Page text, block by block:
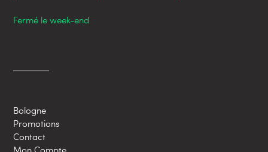
Fermé le week-end
Bologne
Promotions
Contact
Mon Compte